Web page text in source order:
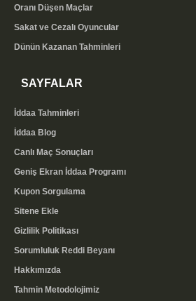
Oranı Düşen Maçlar
Sakat ve Cezalı Oyuncular
Dünün Kazanan Tahminleri
SAYFALAR
İddaa Tahminleri
İddaa Blog
Canlı Maç Sonuçları
Geniş Ekran İddaa Programı
Kupon Sorgulama
Sitene Ekle
Gizlilik Politikası
Sorumluluk Reddi Beyanı
Hakkımızda
Tahmin Metodolojimiz